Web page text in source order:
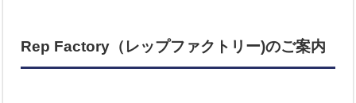
Rep Factory（レップファクトリー)のご案内